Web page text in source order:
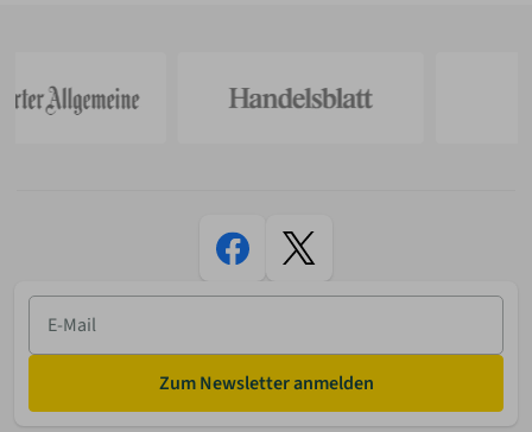
E-
Mail
Zum Newsletter anmelden